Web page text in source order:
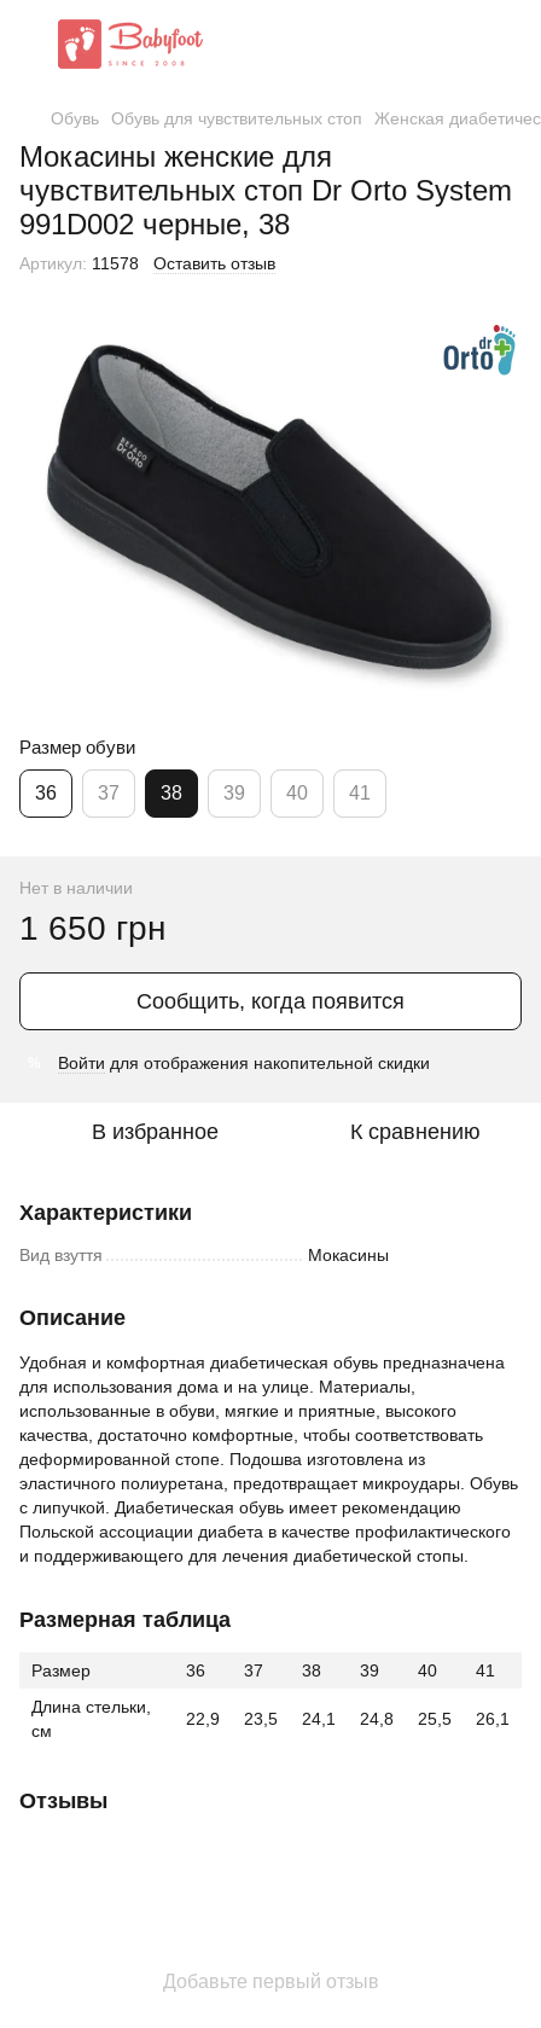
Обувь Обувь для чувствительных стоп Женская
Мокасины женские для
чувствительных стоп Dr Orto System
991D002 черные, 38
Артикул: 11578 Оставить отзыв
Размер обуви
36 37 38 39 40 41
Нет в наличии
1 650 грн
Сообщить, когда появится
Войти для отображения накопительной скидки
В избранное К сравнению
Характеристики
Вид взуття Мокасины
Описание
Удобная и комфортная диабетическая обувь предназначена
для использования дома и на улице. Материалы,
использованные в обуви, мягкие и приятные, высокого
качества, достаточно комфортные, чтобы соответствовать
деформированной стопе. Подошва изготовлена из
эластичного полиуретана, предотвращает микроудары. Обувь
с липучкой. Диабетическая обувь имеет рекомендацию
Польской ассоциации диабета в качестве профилактического
и поддерживающего для лечения диабетической стопы.
Размерная таблица
Размер 36 37 38 39 40
41
Длина стельки,
см
22,9 23,5 24,1 24,8 25,5 26,1
Отзывы
Добавьте первый отзыв